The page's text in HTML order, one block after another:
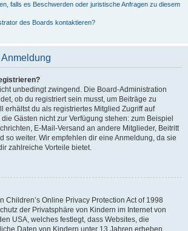
falls es Beschwerden oder juristische Anfragen zu diesem
des Boards kontaktieren?
unbedingt zwingend. Die Board-Administration
ob du registriert sein musst, um Beiträge zu
erhältst du als registriertes Mitglied Zugriff auf
Gästen nicht zur Verfügung stehen: zum Beispiel
E-Mail-Versand an andere Mitglieder, Beitritt
so weiter. Wir empfehlen dir eine Anmeldung, da sie
zahlreiche Vorteile bietet.
Children’s Online Privacy Protection Act of 1998
der Privatsphäre von Kindern im Internet von
USA, welches festlegt, dass Websites, die
Daten von Kindern unter 13 Jahren erheben,